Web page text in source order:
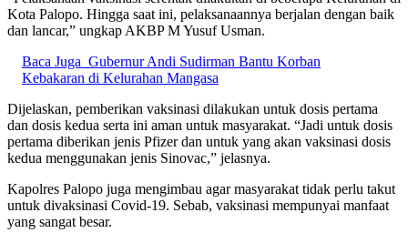
Kota Palopo. Hingga saat ini, pelaksanaannya berjalan dengan baik
dan lancar,” ungkap AKBP M Yusuf Usman.
Baca Juga Gubernur Andi Sudirman Bantu Korban
Kebakaran di Kelurahan Mangasa
Dijelaskan, pemberikan vaksinasi dilakukan untuk dosis pertama
dan dosis kedua serta ini aman untuk masyarakat. “Jadi untuk dosis
pertama diberikan jenis Pfizer dan untuk yang akan vaksinasi dosis
kedua menggunakan jenis Sinovac,” jelasnya.
Kapolres Palopo juga mengimbau agar masyarakat tidak perlu takut
untuk divaksinasi Covid-19. Sebab, vaksinasi mempunyai manfaat
yang sangat besar.